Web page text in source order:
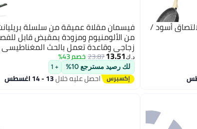
أسود / فيسمان مقلاة عميقة من سلسلة
من الألومنيوم ومزودة بمقبض قابل
زجاجي وقاعدة تعمل بالحث
طلاء زيلان بلس احترافية مانعة للالتصاق
28x7.5سم
د.ك‏13.51
23.87خصم 43%
لك رصيد مسترجع 10% + 1
احصل عليه خلال13 - 14 اغسطس